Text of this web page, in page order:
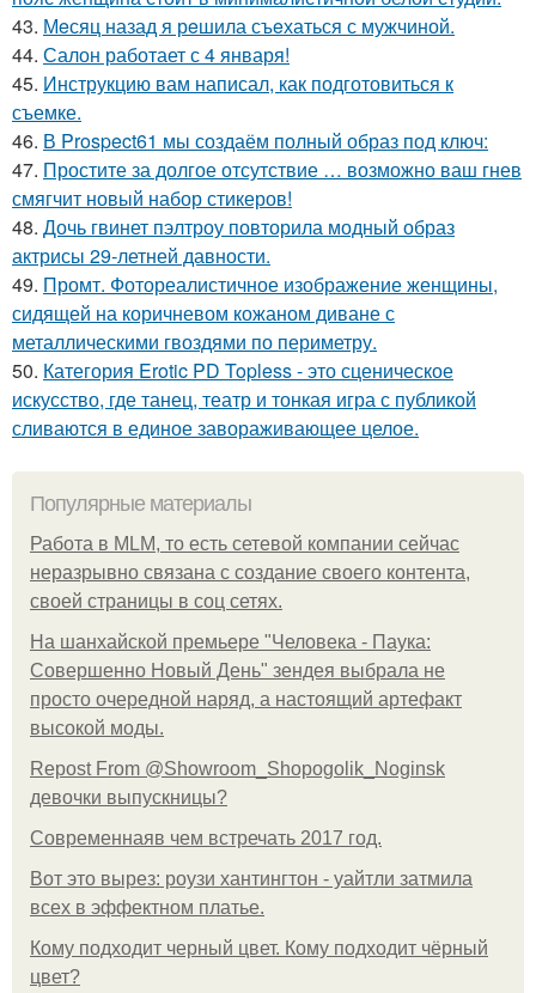
43. Мeсяц назад я рeшила съeхаться с мужчиной.
44. Салон работает с 4 января!
45. Инструкцию вам написал, как подготовиться к
съемке.
46. В Prospect61 мы создаём полный образ под ключ:
47. Простите за долгое отсутствие … возможно ваш гнев
смягчит новый набор стикеров!
48. Дочь гвинет пэлтроу повторила модный образ
актрисы 29-летней давности.
49. Промт. Фотореалистичное изображение женщины,
сидящей на коричневом кожаном диване с
металлическими гвоздями по периметру.
50. Категория Erotic PD Topless - это сценическое
искусство, где танец, театр и тонкая игра с публикой
сливаются в единое завораживающее целое.
Популярные материалы
Работа в MLM, то есть сетевой компании сейчас
неразрывно связана с создание своего контента,
своей страницы в соц сетях.
На шанхайской премьере "Человека - Паука:
Совершенно Новый День" зендея выбрала не
просто очередной наряд, а настоящий артефакт
высокой моды.
Repost From @Showroom_Shopogolik_Noginsk
девочки выпускницы?
Современнаяв чем встречать 2017 год.
Вот это вырез: роузи хантингтон - уайтли затмила
всех в эффектном платьe.
Кому подходит черный цвет. Кому подходит чёрный
цвет?